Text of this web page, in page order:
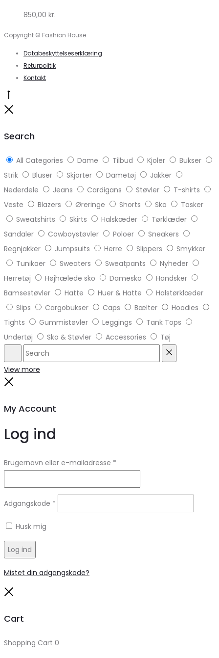
Lykke
850,00 kr.
Copyright © Fashion House
Databeskyttelseserklæring
Returpolitik
Kontakt
Search
All Categories Dame Tilbud Kjoler
Bukser
Strik
Bluser Skjorter Dametøj
Jakker
Nederdele
Jeans Cardigans Støvler
T-shirts
Veste
Blazers Øreringe Shorts Sko
Tasker
Sweatshirts
Skirts Halskæder
Tørklæder
Sandaler
Cowboystøvler Poloer
Sneakers
Regnjakker
Jumpsuits Herre Slippers
Smykker
Tunikaer
Sweaters Sweatpants
Nyheder
Herretøj
Højhælede sko Damesko
Handsker
Bamsestøvler
Hatte Huer & Hatte
Halstørklæder
Slips
Cargobukser Caps Bælter
Hoodies
Tights
Gummistøvler Leggings
Tank Tops
Undertøj
Sko & Støvler Accessories Tøj
Search
View more
My Account
Log ind
Brugernavn eller e-mailadresse *
Adgangskode *
Husk mig
Log ind
Mistet din adgangskode?
Cart
Shopping Cart 0